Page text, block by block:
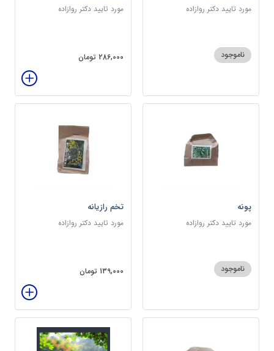
مورد تایید دکتر روازاده
ناموجود
مورد تایید دکتر روازاده
286,000 تومان
پونه
مورد تایید دکتر روازاده
ناموجود
تخم رازیانه
مورد تایید دکتر روازاده
139,000 تومان